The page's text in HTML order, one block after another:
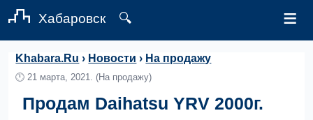
Хабаровск 🔍 ≡
Khabara.Ru › Новости › На продажу
🕛21 марта, 2021. (На продажу)
Продам Daihatsu YRV 2000г.